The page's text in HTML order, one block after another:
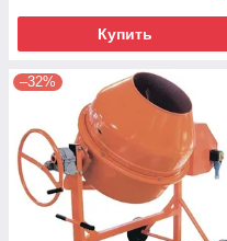
Купить
–32%